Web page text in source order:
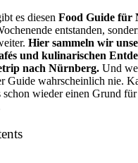
es diesen Food Guide für
entstanden,
Hier sammeln wir
und kulinarischen
nach Nürnberg. Und
Guide wahrscheinlich nie.
schon wieder einen Grund